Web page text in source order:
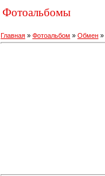
Фотоальбомы
Главная » Фотоальбом » Обмен »